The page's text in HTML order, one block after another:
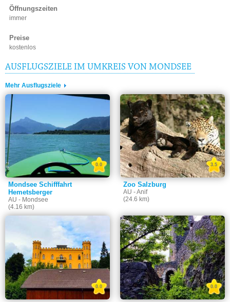
Öffnungszeiten
immer
Preise
kostenlos
AUSFLUGSZIELE IM UMKREIS VON MONDSEE
Mehr Ausflugsziele
Mondsee Schifffahrt
Hemetsberger
AU - Mondsee
(4.16 km)
0.0
Zoo Salzburg
AU - Anif
(24.6 km)
3.5
0.0 0.0